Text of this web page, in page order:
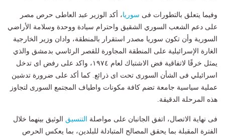
وفيما يتعلق بالتطورات فى سوريا، أكد الوزير عبد العاطى حرص مصر
على دعم الشعب السوري الشقيق واحترام سيادة ووحدة وسلامة الأراضي
السورية وأن تكون سوريا مصدر استقرار بالمنطقة، وادان وزير الخارجية
الغارة الإسرائيلية على المنطقة المجاورة للقصر الرئاسي بدمشق والذي
يمثل خرقًا لاتفاقية فض الاشتباك لعام ١٩٧٤، واكد على رفض اى تدخل
اسرائيلي فى الشأن السورى تحت اى ذرائع. كما أكد على ضرورة تدشين
عملية سياسية جامعة تضم كافة مكونات واطياف المجتمع السورى لتجاوز
هذه المرحلة الدقيقة.
فى نهاية الاتصال، اتفق الجانبان على مواصلة التنسيق الوثيق بينهما خلال
الفترة المقبلة بما يحقق المصالح المتبادلة للبلدين، بما يعكس الحرص